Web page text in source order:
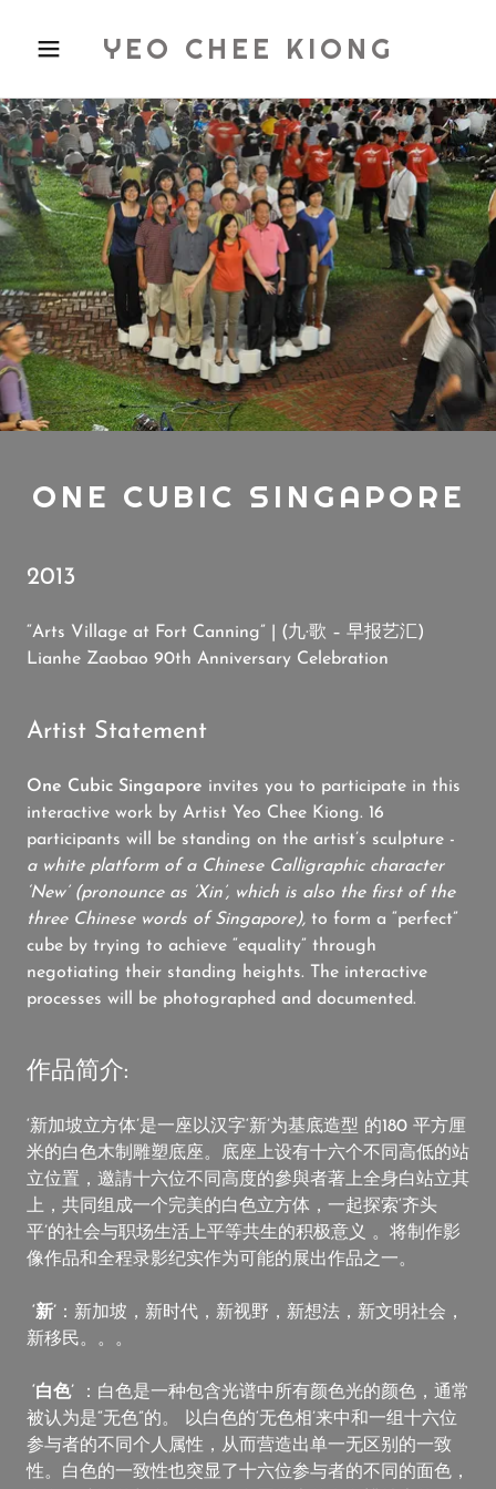
YEO CHEE KIONG
ONE CUBIC SINGAPORE
2013
“Arts Village at Fort Canning” | (九·歌 – 早报艺汇)
Lianhe Zaobao 90th Anniversary Celebration
Artist Statement
One Cubic Singapore invites you to participate in this
interactive work by Artist Yeo Chee Kiong. 16
participants will be standing on the artist’s sculpture -
a white platform of a Chinese Calligraphic character
‘New’ (pronounce as ‘Xin’, which is also the first of the
three Chinese words of Singapore), to form a “perfect”
cube by trying to achieve “equality” through
negotiating their standing heights. The interactive
processes will be photographed and documented.
作品简介:
‘新加坡立方体’是一座以汉字‘新’为基底造型 的180 平方厘
米的白色木制雕塑底座。底座上设有十六个不同高低的站
立位置，邀請十六位不同高度的參與者著上全身白站立其
上，共同组成一个完美的白色立方体，一起探索‘齐头
平’的社会与职场生活上平等共生的积极意义 。将制作影
像作品和全程录影纪实作为可能的展出作品之一。
‘新’ ：新加坡，新时代，新视野，新想法，新文明社会，
新移民。。。
‘白色’ ：白色是一种包含光谱中所有颜色光的颜色，通常
被认为是“无色”的。 以白色的‘无色相’来中和一组十六位
参与者的不同个人属性，从而营造出单一无区别的一致
性。白色的一致性也突显了十六位参与者的不同的面色，